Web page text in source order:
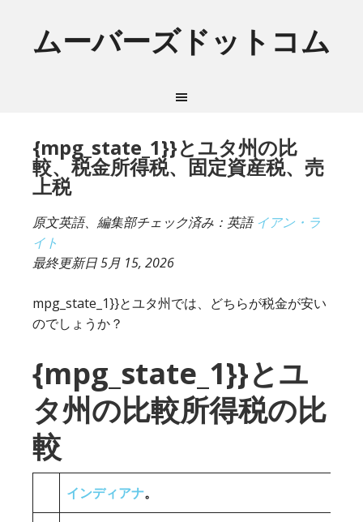
ムーバーズドットコム
{mpg_state_1}}とユタ州の比
較、税金所得税、固定資産税、売
上税
原文英語、編集部チェック済み：英語イアン・ラ
イト
最終更新日5月 15, 2026
mpg_state_1}}とユタ州では、どちらが税金が安い
のでしょうか？
{mpg_state_1}}とユ
タ州の比較所得税の比
較
インディアナ。